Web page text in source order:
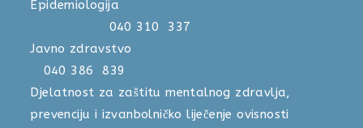
Epidemiologija
040 310 337
Javno zdravstvo
040 386 839
Djelatnost za zaštitu mentalnog zdravlja,
prevenciju i izvanbolničko liječenje ovisnosti